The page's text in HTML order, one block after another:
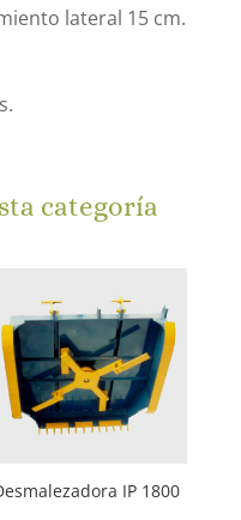
lateral 15 cm.
categoría
IP 1800